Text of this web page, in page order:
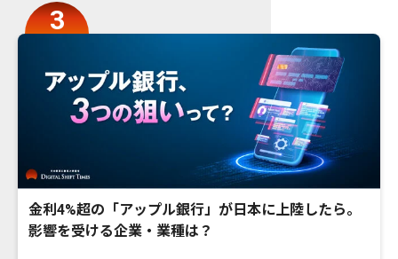
金利4%超の「アップル銀行」が日本に上陸したら。
影響を受ける企業・業種は？